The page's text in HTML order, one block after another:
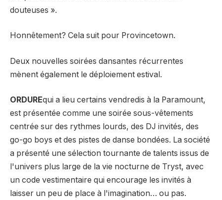
douteuses ».
Honnêtement? Cela suit pour Provincetown.
Deux nouvelles soirées dansantes récurrentes
mènent également le déploiement estival.
ORDUREqui a lieu certains vendredis à la Paramount,
est présentée comme une soirée sous-vêtements
centrée sur des rythmes lourds, des DJ invités, des
go-go boys et des pistes de danse bondées. La société
a présenté une sélection tournante de talents issus de
l'univers plus large de la vie nocturne de Tryst, avec
un code vestimentaire qui encourage les invités à
laisser un peu de place à l'imagination… ou pas.